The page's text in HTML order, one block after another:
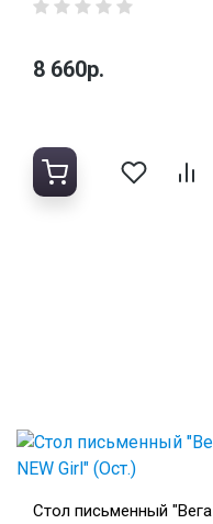
8 660р.
Стол письменный "Вега